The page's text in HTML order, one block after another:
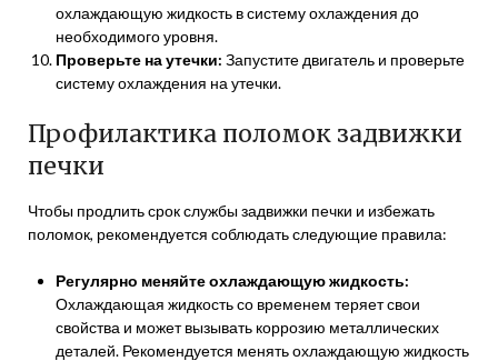
охлаждающую жидкость в систему охлаждения до
необходимого уровня.
Проверьте на утечки: Запустите двигатель и проверьте
систему охлаждения на утечки.
Профилактика поломок задвижки
печки
Чтобы продлить срок службы задвижки печки и избежать
поломок, рекомендуется соблюдать следующие правила:
Регулярно меняйте охлаждающую жидкость:
Охлаждающая жидкость со временем теряет свои
свойства и может вызывать коррозию металлических
деталей. Рекомендуется менять охлаждающую жидкость